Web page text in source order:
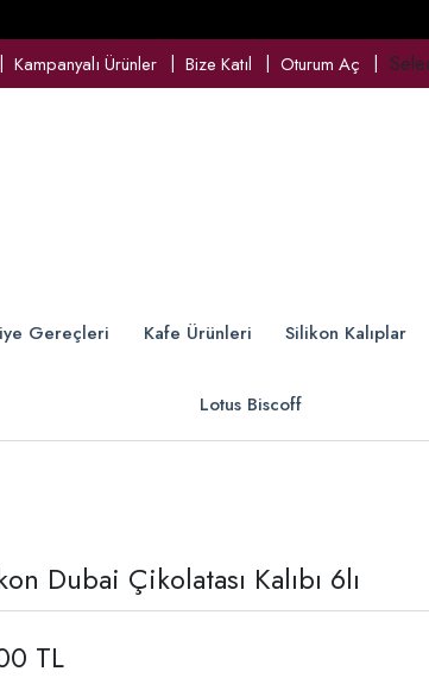
Kampanyalı Ürünler Bize Katıl Oturum Aç
Gereçleri Kafe Ürünleri Silikon Kalıplar
Lotus Biscoff
Dubai Çikolatası Kalıbı 6lı
TL